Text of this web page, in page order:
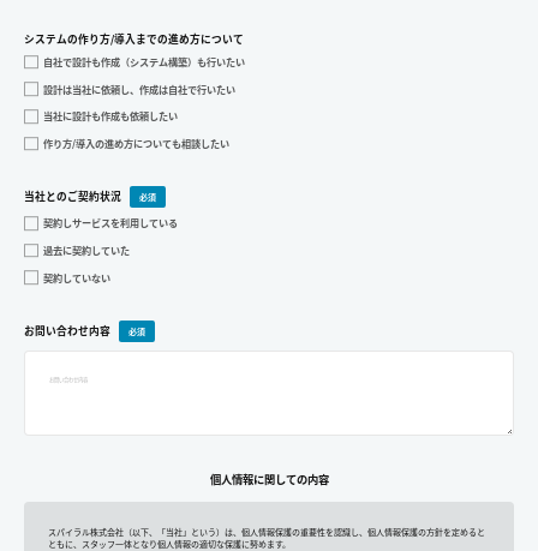
システムの作り方/導入までの進め方について
自社で設計も作成（システム構築）も行いたい
設計は当社に依頼し、作成は自社で行いたい
当社に設計も作成も依頼したい
作り方/導入の進め方についても相談したい
当社とのご契約状況
契約しサービスを利用している
過去に契約していた
契約していない
お問い合わせ内容
個人情報に関しての内容
スパイラル株式会社（以下、「当社」という）は、個人情報保護の重要性を認識し、個人情報保護の方針を定めると
ともに、スタッフ一体となり個人情報の適切な保護に努めます。